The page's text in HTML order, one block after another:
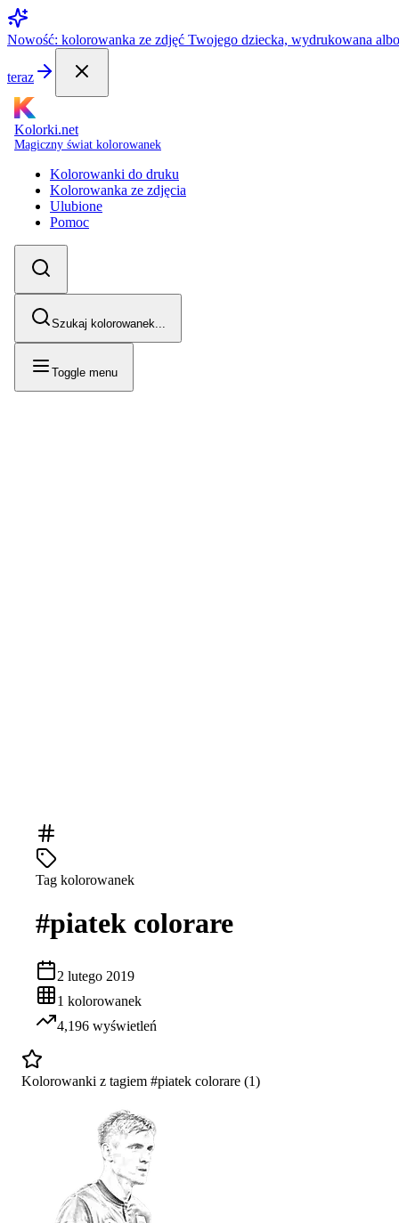
Nowość: kolorowanka ze zdjęć Twojego dziecka, wydrukowana
teraz
Kolorki.net
Magiczny świat kolorowanek
Kolorowanki do druku
Kolorowanka ze zdjęcia
Ulubione
Pomoc
Szukaj kolorowanek...
Toggle menu
Tag kolorowanek
#piatek colorare
2 lutego 2019
1 kolorowanek
4,196 wyświetleń
Kolorowanki z tagiem #piatek colorare (1)